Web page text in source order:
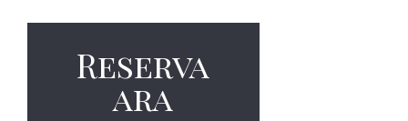
Reserva
ara